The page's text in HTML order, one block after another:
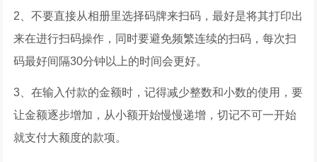
2、不要直接从相册里选择码牌来扫码，最好是将其打印出
来在进行扫码操作，同时要避免频繁连续的扫码，每次扫
码最好间隔30分钟以上的时间会更好。
3、在输入付款的金额时，记得减少整数和小数的使用，要
让金额逐步增加，从小额开始慢慢递增，切记不可一开始
就支付大额度的款项。